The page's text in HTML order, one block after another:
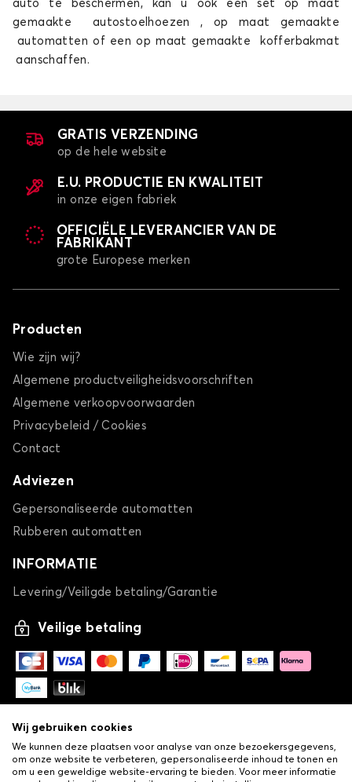
auto te beschermen, kan u ook een set op maat
gemaakte autostoelhoezen , op maat gemaakte
automatten of een op maat gemaakte kofferbakmat
aanschaffen.
GRATIS VERZENDING
op de hele website
E.U. PRODUCTIE EN KWALITEIT
in onze eigen fabriek
OFFICIËLE LEVERANCIER VAN DE
FABRIKANT
grote Europese merken
Producten
Wie zijn wij?
Algemene productveiligheidsvoorschriften
Algemene verkoopvoorwaarden
Privacybeleid / Cookies
Contact
Adviezen
Gepersonaliseerde automatten
Rubberen automatten
INFORMATIE
Levering/Veiligde betaling/Garantie
Veilige betaling
Wij gebruiken cookies
We kunnen deze plaatsen voor analyse van onze bezoekersgegevens,
om onze website te verbeteren, gepersonaliseerde inhoud te tonen en
om u een geweldige website-ervaring te bieden. Voor meer informatie